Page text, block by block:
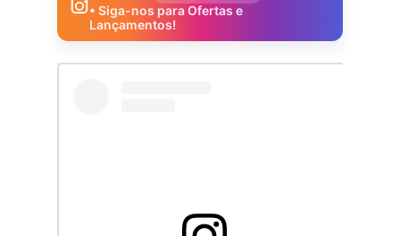
• Siga-nos para Ofertas e
Lançamentos!